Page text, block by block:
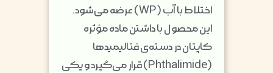
اختلاط با آب (WP) عرضه می‌شود.
این محصول با داشتن ماده مؤثره
کاپتان در دسته‌ی فتالیمیدها
(Phthalimide) قرار می‌گیرد و یکی